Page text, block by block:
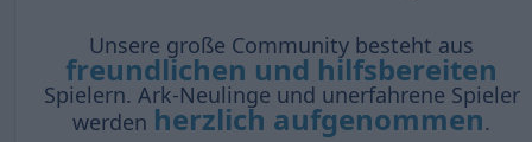
Unsere große Community besteht aus
freundlichen und hilfsbereiten
Spielern. Ark-Neulinge und unerfahrene Spieler
werden herzlich aufgenommen.